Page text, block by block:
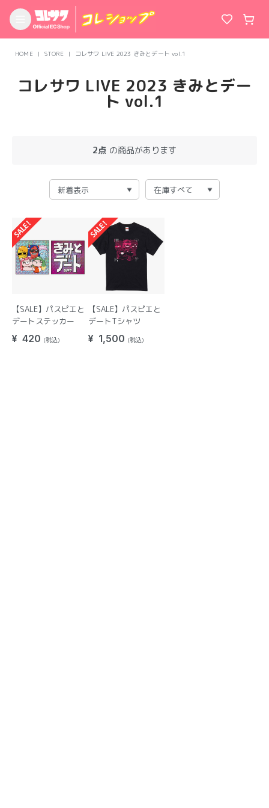
HOME STORE コレサワ LIVE 2023 きみとデート vol.1
コレサワ LIVE 2023 きみとデー
ト vol.1
2点 の商品があります
【SALE】パスピエと
デートステッカー
¥ 420 (税込)
【SALE】パスピエと
デートTシャツ
¥ 1,500 (税込)